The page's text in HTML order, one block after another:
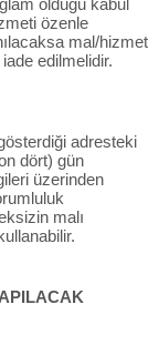
özenle
mal/hizmet
edilmelidir.
adresteki
dört) gün
üzerinden
malı